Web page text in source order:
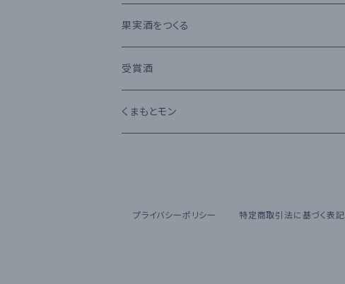
恒松酒造
豊永酒造
鳥飼酒造
アルコール度数 30%以上
アルコール度数 20%未満
アルコール度数 25%前後
ブランデー
カクテル
ワイン
お菓子
お酒のおつまみ
果実酒をつくる
受賞酒
Kura Master 2023
くまもとモン
プライバシーポリシー 特定商取引法に基づく表記